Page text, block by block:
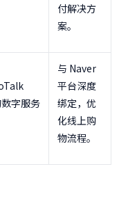
付解决方
案。
字服务
与 Naver
平台深度
绑定，优
化线上购
物流程。